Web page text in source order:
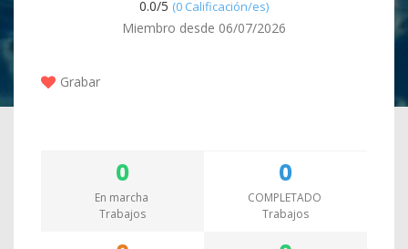
0.0/5 (0 Calificación/es)
Miembro desde 06/07/2026
Grabar
0
En marcha
Trabajos
0
COMPLETADO
Trabajos